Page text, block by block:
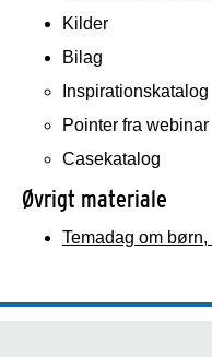
Kilder
Bilag
Inspirationskatalog
Pointer fra webinar
Casekatalog
Øvrigt materiale
Temadag om